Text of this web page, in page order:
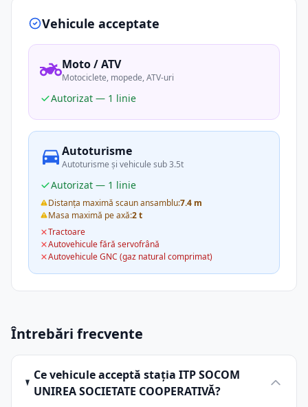
Vehicule acceptate
Moto / ATV
Motociclete, mopede, ATV-uri
Autorizat — 1 linie
Autoturisme
Autoturisme și vehicule sub 3.5t
Autorizat — 1 linie
Distanța maximă scaun ansamblu:7.4 m
Masa maximă pe axă:2 t
Tractoare
Autovehicule fără servofrână
Autovehicule GNC (gaz natural comprimat)
Întrebări frecvente
Ce vehicule acceptă stația ITP SOCOM
UNIREA SOCIETATE COOPERATIVĂ?